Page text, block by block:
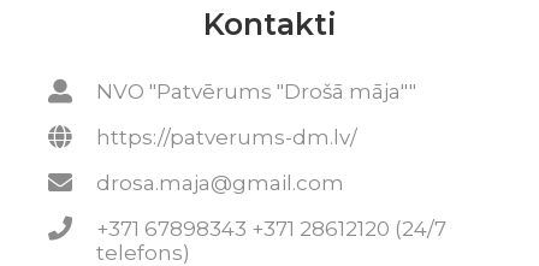
Kontakti
NVO "Patvērums "Drošā māja""
https://patverums-dm.lv/
drosa.maja@gmail.com
+371 67898343 +371 28612120 (24/7
telefons)